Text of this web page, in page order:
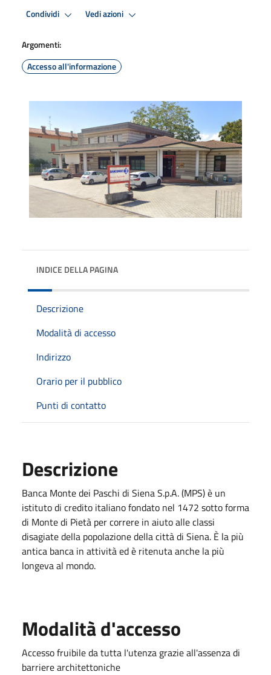
Condividi Vedi azioni
Argomenti:
Accesso all'informazione
INDICE DELLA PAGINA
Descrizione
Modalità di accesso
Indirizzo
Orario per il pubblico
Punti di contatto
Descrizione
Banca Monte dei Paschi di Siena S.p.A. (MPS) è un
istituto di credito italiano fondato nel 1472 sotto forma
di Monte di Pietà per correre in aiuto alle classi
disagiate della popolazione della città di Siena. È la più
antica banca in attività ed è ritenuta anche la più
longeva al mondo.
Modalità d'accesso
Accesso fruibile da tutta l'utenza grazie all'assenza di
barriere architettoniche